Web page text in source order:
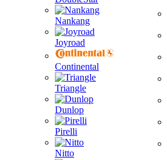
Nankang
Joyroad
Continental
Triangle
Dunlop
Pirelli
Nitto